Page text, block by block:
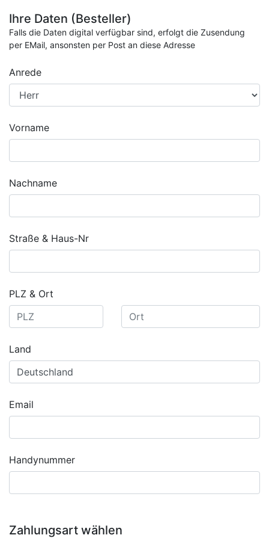
Ihre Daten (Besteller)
Falls die Daten digital verfügbar sind, erfolgt die Zusendung
per EMail, ansonsten per Post an diese Adresse
Anrede
Vorname
Nachname
Straße & Haus-Nr
PLZ & Ort
Land
Email
Handynummer
Zahlungsart wählen